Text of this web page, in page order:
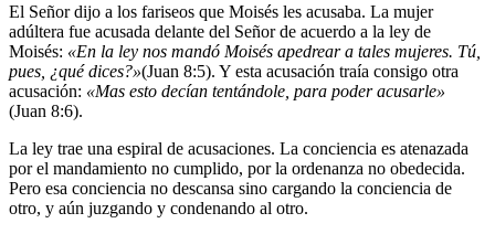
El Señor dijo a los fariseos que Moisés les acusaba. La mujer
adúltera fue acusada delante del Señor de acuerdo a la ley de
Moisés: «En la ley nos mandó Moisés apedrear a tales mujeres. Tú,
pues, ¿qué dices?»(Juan 8:5). Y esta acusación traía consigo otra
acusación: «Mas esto decían tentándole, para poder acusarle»
(Juan 8:6).
La ley trae una espiral de acusaciones. La conciencia es atenazada
por el mandamiento no cumplido, por la ordenanza no obedecida.
Pero esa conciencia no descansa sino cargando la conciencia de
otro, y aún juzgando y condenando al otro.